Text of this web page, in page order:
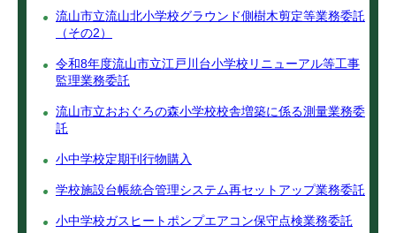
流山市立流山北小学校グラウンド側樹木剪定等業務委託
（その2）
令和8年度流山市立江戸川台小学校リニューアル等工事
監理業務委託
流山市立おおぐろの森小学校校舎増築に係る測量業務委
託
小中学校定期刊行物購入
学校施設台帳統合管理システム再セットアップ業務委託
小中学校ガスヒートポンプエアコン保守点検業務委託